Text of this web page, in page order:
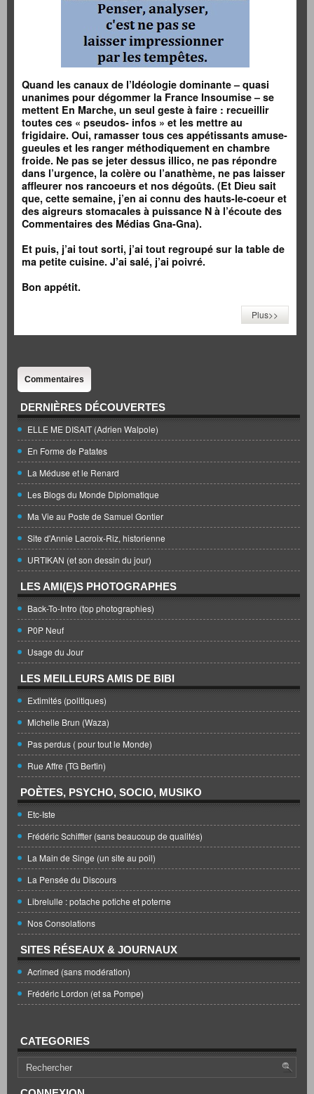
Quand les canaux de l’Idéologie dominante – quasi
unanimes pour dégommer la France Insoumise – se
mettent En Marche, un seul geste à faire : recueillir
toutes ces « pseudos- infos » et les mettre au
frigidaire. Oui, ramasser tous ces appétissants amuse-
gueules et les ranger méthodiquement en chambre
froide. Ne pas se jeter dessus illico, ne pas répondre
dans l’urgence, la colère ou l’anathème, ne pas laisser
affleurer nos rancoeurs et nos dégoûts. (Et Dieu sait
que, cette semaine, j’en ai connu des hauts-le-coeur et
des aigreurs stomacales à puissance N à l’écoute des
Commentaires des Médias Gna-Gna).
Et puis, j’ai tout sorti, j’ai tout regroupé sur la table de
ma petite cuisine. J’ai salé, j’ai poivré.
Bon appétit.
Plus>>
Commentaires
DERNIÈRES DÉCOUVERTES
ELLE ME DISAIT (Adrien Walpole)
En Forme de Patates
La Méduse et le Renard
Les Blogs du Monde Diplomatique
Ma Vie au Poste de Samuel Gontier
Site d'Annie Lacroix-Riz, historienne
URTIKAN (et son dessin du jour)
LES AMI(E)S PHOTOGRAPHES
Back-To-Intro (top photographies)
P0P Neuf
Usage du Jour
LES MEILLEURS AMIS DE BIBI
Extimités (politiques)
Michelle Brun (Waza)
Pas perdus ( pour tout le Monde)
Rue Affre (TG Bertin)
POÈTES, PSYCHO, SOCIO, MUSIKO
Etc-Iste
Frédéric Schiffter (sans beaucoup de qualités)
La Main de Singe (un site au poil)
La Pensée du Discours
Librelulle : potache potiche et poterne
Nos Consolations
SITES RÉSEAUX & JOURNAUX
Acrimed (sans modération)
Frédéric Lordon (et sa Pompe)
CATEGORIES